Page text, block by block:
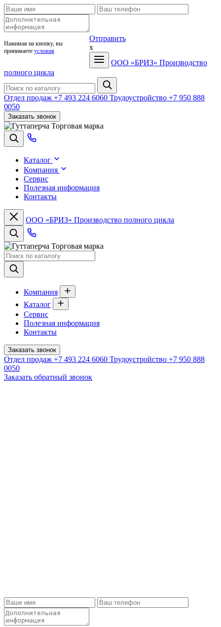
Нажимая на кнопку, вы
принимаете условия
Отправить
x
ООО «БРИЗ» Производство
полного цикла
Отдел продаж +7 493 224 6060 Трудоустройство +7 950 888
0050
Заказать звонок
Торговая марка
Каталог
Компания
Сервис
Полезная информация
Контакты
ООО «БРИЗ» Производство полного цикла
Торговая марка
Компания
Каталог
Сервис
Полезная информация
Контакты
Заказать звонок
Отдел продаж +7 493 224 6060 Трудоустройство +7 950 888
0050
Заказать обратный звонок